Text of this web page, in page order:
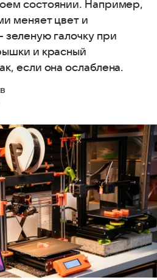
состоянии. Например,
меняет цвет и
зеленую галочку при
и красный
если она ослаблена.